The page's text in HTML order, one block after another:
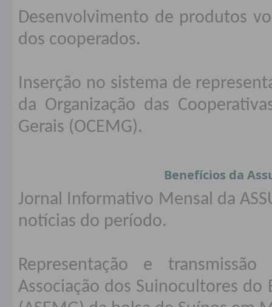
Desenvolvimento de produtos
dos cooperados.
Inserção no sistema de
da Organização das
Gerais (OCEMG).
Benefícios da
Jornal Informativo Mensal da
notícias do período.
Representação e
Associação dos Suinocultores do